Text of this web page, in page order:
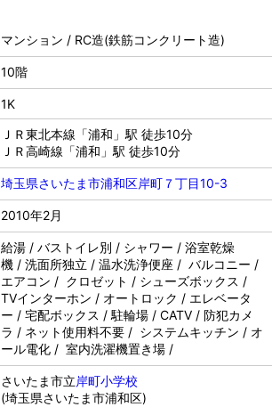
マンション / RC造(鉄筋コンクリート造)
10階
1K
ＪＲ東北本線「浦和」駅 徒歩10分
ＪＲ高崎線「浦和」駅 徒歩10分
埼玉県さいたま市浦和区岸町７丁目10-3
2010年2月
給湯 / バストイレ別 / シャワー / 浴室乾燥
機 / 洗面所独立 / 温水洗浄便座 / バルコニー /
エアコン / クロゼット / シューズボックス /
TVインターホン / オートロック / エレベータ
ー / 宅配ボックス / 駐輪場 / CATV / 防犯カメ
ラ / ネット使用料不要 / システムキッチン / オ
ール電化 / 室内洗濯機置き場 /
さいたま市立岸町小学校
(埼玉県さいたま市浦和区)